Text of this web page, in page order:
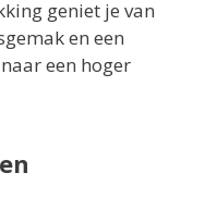
geniet je van
en een
een hoger